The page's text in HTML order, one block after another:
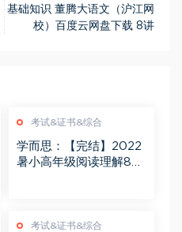
基础知识 董腾大语文（沪江网
校）百度云网盘下载 8讲
考试&证书&综合
学而思：【完结】2022
暑小高年级阅读理解8大
考试&证书&综合